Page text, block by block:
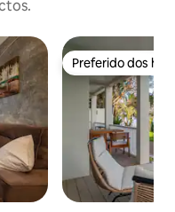
Preferido dos
Preferido dos